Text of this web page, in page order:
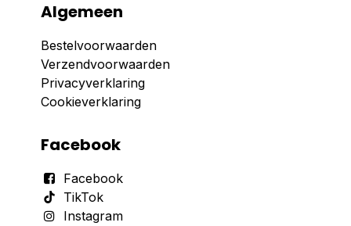
Algemeen
Bestelvoorwaarden
Verzendvoorwaarden
Privacyverklaring
Cookieverklaring
Facebook
Facebook
TikTok
Instagram